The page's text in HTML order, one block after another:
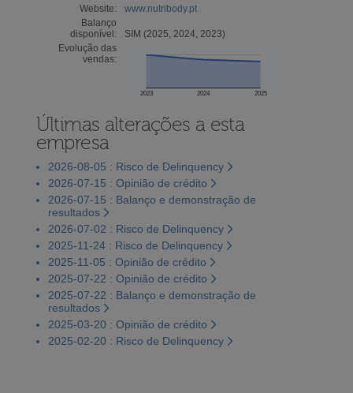
Website:
www.nutribody.pt
Balanço
disponível:
SIM (2025, 2024, 2023)
Evolução das
vendas:
2023 2024 2025
Últimas alterações a esta
empresa
2026-08-05 : Risco de Delinquency
2026-07-15 : Opinião de crédito
2026-07-15 : Balanço e demonstração de
resultados
2026-07-02 : Risco de Delinquency
2025-11-24 : Risco de Delinquency
2025-11-05 : Opinião de crédito
2025-07-22 : Opinião de crédito
2025-07-22 : Balanço e demonstração de
resultados
2025-03-20 : Opinião de crédito
2025-02-20 : Risco de Delinquency